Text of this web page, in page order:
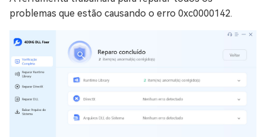
problemas que estão causando o erro 0xc0000142.